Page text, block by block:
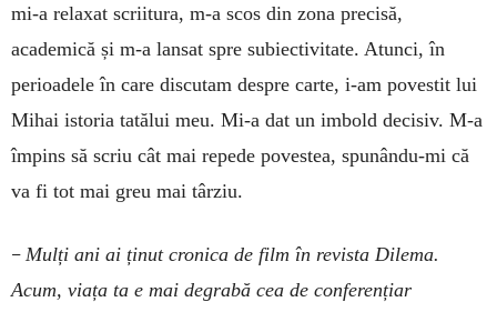
mi-a relaxat scriitura, m-a scos din zona precisă,
academică și m-a lansat spre subiectivitate. Atunci, în
perioadele în care discutam despre carte, i-am povestit lui
Mihai istoria tatălui meu. Mi-a dat un imbold decisiv. M-a
împins să scriu cât mai repede povestea, spunându-mi că
va fi tot mai greu mai târziu.
– Mulți ani ai ținut cronica de film în revista Dilema.
Acum, viața ta e mai degrabă cea de conferențiar